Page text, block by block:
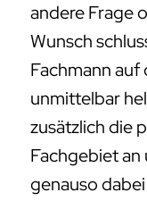
andere Frage
Wunsch
Fachmann
unmittelbar
zusätzlich die
Fachgebiet
genauso